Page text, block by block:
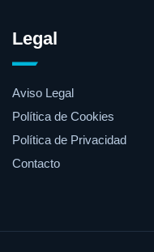
Legal
Aviso Legal
Política de Cookies
Política de Privacidad
Contacto